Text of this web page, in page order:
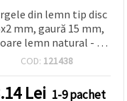
din lemn tip disc
mm, gaură 15 mm,
lemn natural - 10
bucăți
COD: 121438
Lei 1-9 pachet